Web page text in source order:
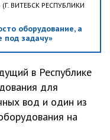
ВИТЕБСК РЕСПУБЛИКИ
оборудование, а
под задачу»
в Республике
для
вод и один из
на